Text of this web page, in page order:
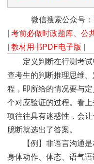
覆盖
微信搜索公众号：
| 考前必做时政题库、公
| 教材用书PDF电子版 |
定义判断在行测考试
查考生的判断推理思维
程，即所给的情况要与
个对应验证的过程。看
项往往具有迷惑性，会
臆断就选出了答案。
【例】非语言沟通是
身体动作、体态、语气